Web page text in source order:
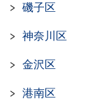
磯子区
神奈川区
金沢区
港南区